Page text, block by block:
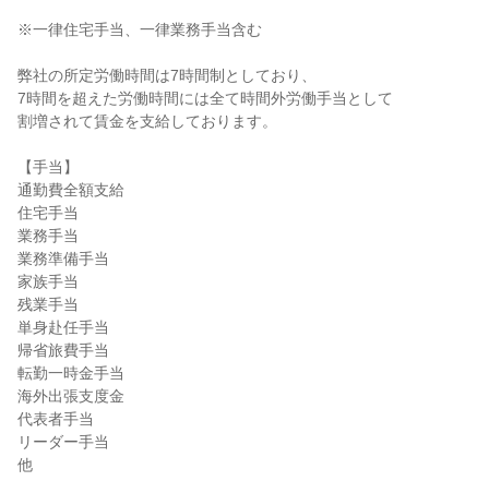
※一律住宅手当、一律業務手当含む
弊社の所定労働時間は7時間制としており、
7時間を超えた労働時間には全て時間外労働手当として
割増されて賃金を支給しております。
【手当】
通勤費全額支給
住宅手当
業務手当
業務準備手当
家族手当
残業手当
単身赴任手当
帰省旅費手当
転勤一時金手当
海外出張支度金
代表者手当
リーダー手当
他